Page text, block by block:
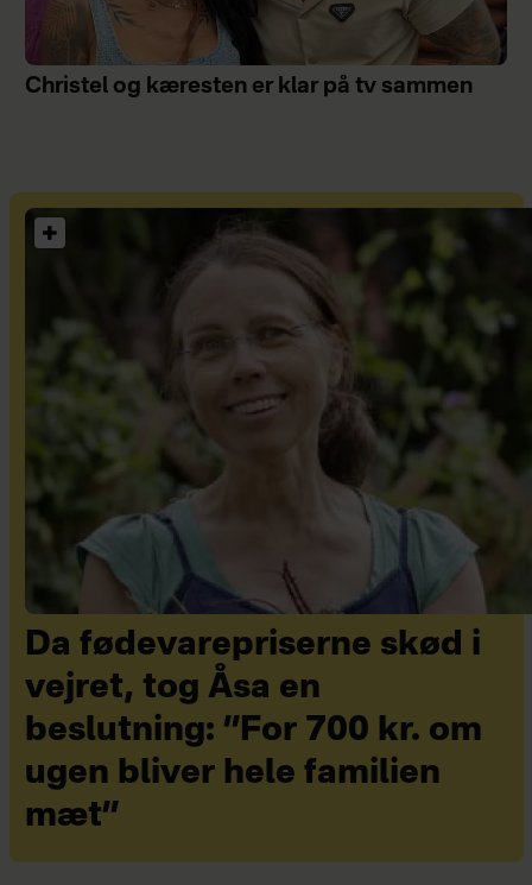
Christel og kæresten er klar på tv sammen
Da fødevarepriserne skød i
vejret, tog Åsa en
beslutning: ”For 700 kr. om
ugen bliver hele familien
mæt”